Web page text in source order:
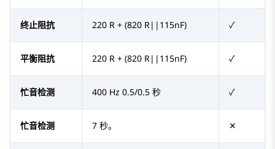
终止阻抗 220 R + (820 R||115nF) ✓
平衡阻抗 220 R + (820 R||115nF) ✓
忙音检测 400 Hz 0.5/0.5 秒 ✓
忙音检测 7 秒。 ✕